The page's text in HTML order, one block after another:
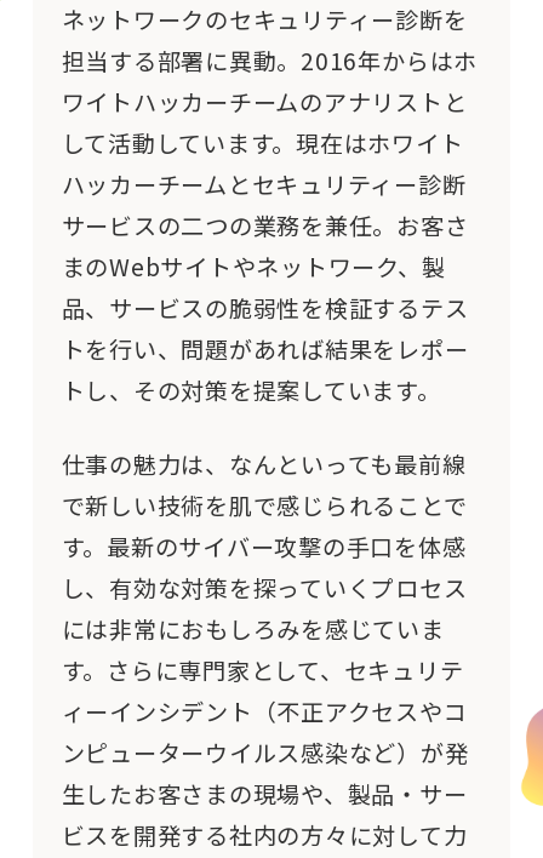
ネットワークのセキュリティー診断を
担当する部署に異動。2016年からはホ
ワイトハッカーチームのアナリストと
して活動しています。現在はホワイト
ハッカーチームとセキュリティー診断
サービスの二つの業務を兼任。お客さ
まのWebサイトやネットワーク、製
品、サービスの脆弱性を検証するテス
トを行い、問題があれば結果をレポー
トし、その対策を提案しています。
仕事の魅力は、なんといっても最前線
で新しい技術を肌で感じられることで
す。最新のサイバー攻撃の手口を体感
し、有効な対策を探っていくプロセス
には非常におもしろみを感じていま
す。さらに専門家として、セキュリテ
ィーインシデント（不正アクセスやコ
ンピューターウイルス感染など）が発
生したお客さまの現場や、製品・サー
ビスを開発する社内の方々に対して力